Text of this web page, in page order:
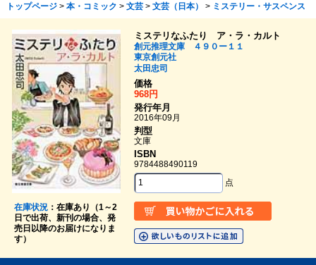
トップページ> 本・コミック > 文芸> 文芸（日本） > ミステリー・サスペンス
在庫状況：在庫あり（1～2
日で出荷、新刊の場合、発
売日以降のお届けになりま
す）
ミステリなふたり ア・ラ・カルト
創元推理文庫 ４９０ー１１
東京創元社
太田忠司
価格
968円
発行年月
2016年09月
判型
文庫
ISBN
9784488490119
点